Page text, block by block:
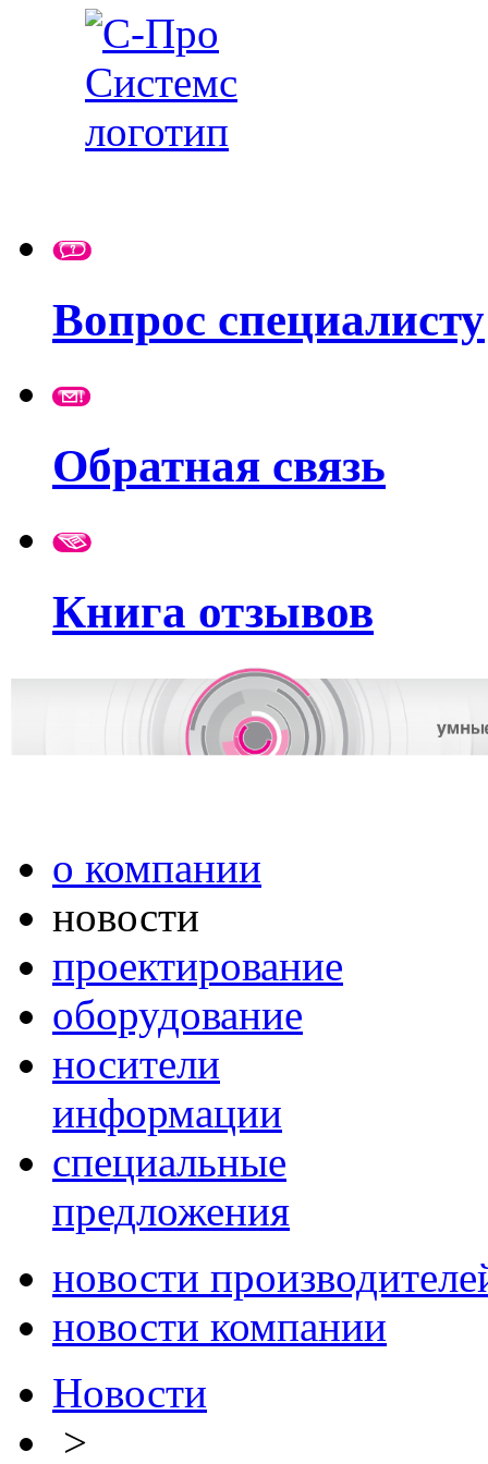
Вопрос специалисту
Обратная связь
Книга отзывов
о компании
новости
проектирование
оборудование
носители
информации
специальные
предложения
новости
новости компании
Новости
>